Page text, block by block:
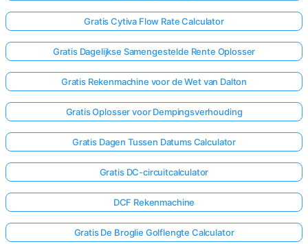
Gratis Cytiva Flow Rate Calculator
Gratis Dagelijkse Samengestelde Rente Oplosser
Gratis Rekenmachine voor de Wet van Dalton
Gratis Oplosser voor Dempingsverhouding
Gratis Dagen Tussen Datums Calculator
Gratis DC-circuitcalculator
DCF Rekenmachine
Gratis De Broglie Golflengte Calculator